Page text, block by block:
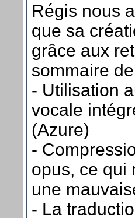
Régis nous
que sa
grâce aux
sommaire
- Utilisation
vocale
(Azure)
-
opus, ce qui
une
- La